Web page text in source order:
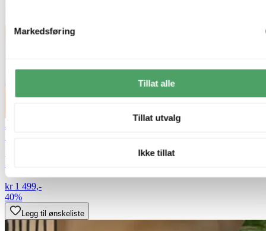
Markedsføring
Tillat alle
Tillat utvalg
Ikke tillat
40% ved kjøp av 2 eller flere
Lucide
Esterad bordlampe 47cm grønn
kr 1 499,-
40%
Legg til ønskeliste